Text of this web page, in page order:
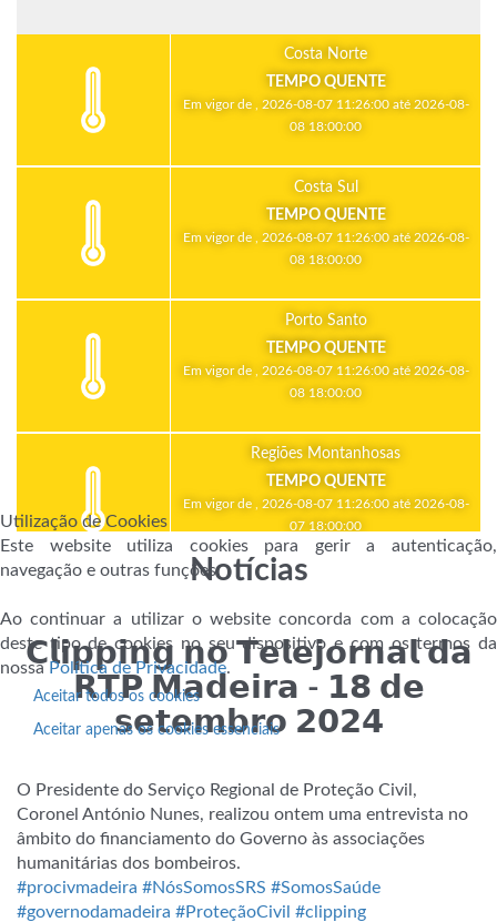
Costa Norte
TEMPO QUENTE
Em vigor de , 2026-08-07 11:26:00 até 2026-08-
08 18:00:00
Costa Sul
TEMPO QUENTE
Em vigor de , 2026-08-07 11:26:00 até 2026-08-
08 18:00:00
Porto Santo
TEMPO QUENTE
Em vigor de , 2026-08-07 11:26:00 até 2026-08-
08 18:00:00
Regiões Montanhosas
TEMPO QUENTE
Em vigor de , 2026-08-07 11:26:00 até 2026-08-
07 18:00:00
Notícias
𝗖𝗹𝗶𝗽𝗽𝗶𝗻𝗴 𝗻𝗼 𝗧𝗲𝗹𝗲𝗷𝗼𝗿𝗻𝗮𝗹 𝗱𝗮
𝗥𝗧𝗣 𝗠𝗮𝗱𝗲𝗶𝗿𝗮 - 𝟭𝟴 𝗱𝗲
𝘀𝗲𝘁𝗲𝗺𝗯𝗿𝗼 𝟮𝟬𝟮𝟰
O Presidente do Serviço Regional de Proteção Civil,
Coronel António Nunes, realizou ontem uma entrevista no
âmbito do financiamento do Governo às associações
humanitárias dos bombeiros.
#procivmadeira #NósSomosSRS #SomosSaúde
#governodamadeira #ProteçãoCivil #clipping
Utilização de Cookies
Este website utiliza cookies para gerir a autenticação,
navegação e outras funções.
Ao continuar a utilizar o website concorda com a colocação
deste tipo de cookies no seu dispositivo e com os termos da
nossaPolítica de Privacidade.
Aceitar todos os cookies
Aceitar apenas os cookies essenciais